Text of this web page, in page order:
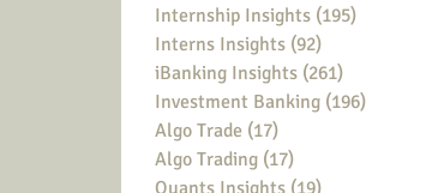
Internship Insights (195)
Interns Insights (92)
iBanking Insights (261)
Investment Banking (196)
Algo Trade (17)
Algo Trading (17)
Quants Insights (19)